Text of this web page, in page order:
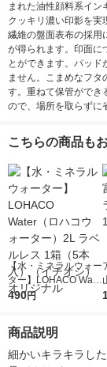
まれた油性顔料系イ
クッキリ濃い印影を実
繊維の盤面表布の採用
が得られます。印面に
とができます。パッド
ません。こまめなフ
す。重ねて保管ができ
ので、場所を取らずに
こちらの商品も
【水・ミネラルウォー
ター】LOHACO Wate
r（ロハコウォータ
シ） オリジナル
490円
商品説明
細かいキラキラし